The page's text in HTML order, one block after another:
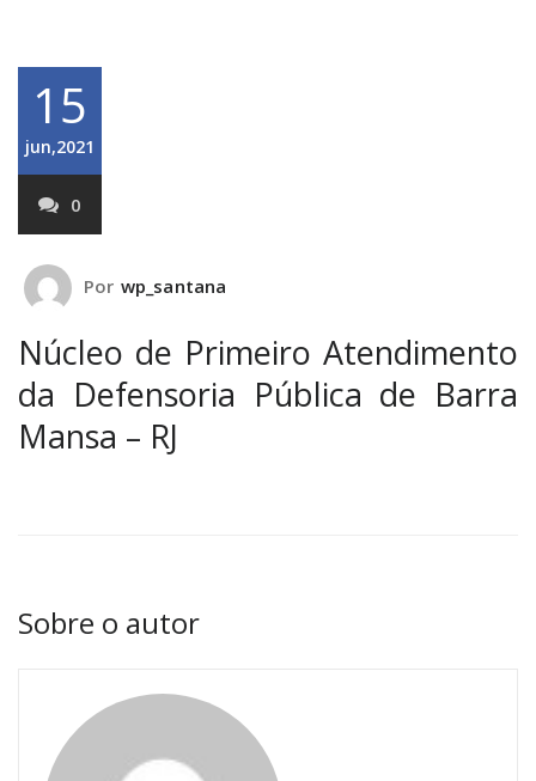
15
jun,2021
0
Por wp_santana
Núcleo de Primeiro Atendimento
da Defensoria Pública de Barra
Mansa – RJ
Sobre o autor